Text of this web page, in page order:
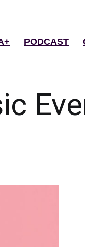
PODCAST